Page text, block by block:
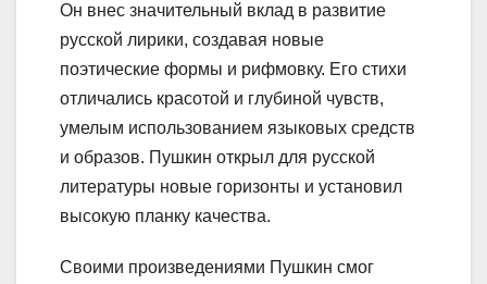
Он внес значительный вклад в развитие
русской лирики, создавая новые
поэтические формы и рифмовку. Его стихи
отличались красотой и глубиной чувств,
умелым использованием языковых средств
и образов. Пушкин открыл для русской
литературы новые горизонты и установил
высокую планку качества.
Своими произведениями Пушкин смог